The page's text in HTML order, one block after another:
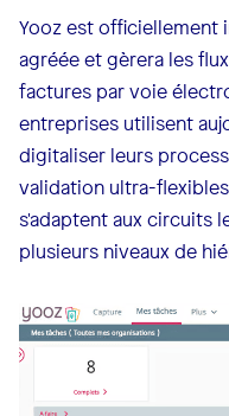
Yooz est officiellement
agréée et gèrera les
factures par voie
entreprises utilisent
digitaliser leurs
validation ultra-
s'adaptent aux circuits
plusieurs niveaux de